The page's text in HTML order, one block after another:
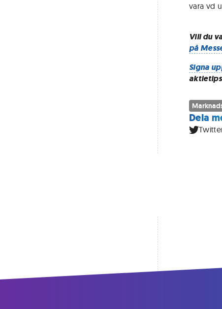
vara vd
Vill du
på
Signa
Dela